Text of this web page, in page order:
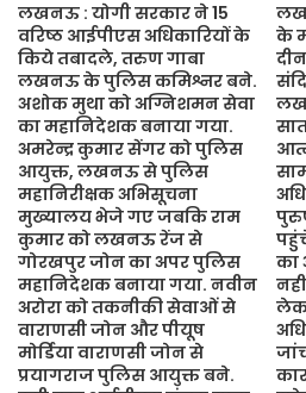
लखनऊ : योगी सरकार ने 15
वरिष्ठ आईपीएस अधिकारियों के
किये तबादले, तरुण गाबा
लखनऊ के पुलिस कमिश्नर बने.
अशोक मुथा को अग्निशमन सेवा
का महानिदेशक बनाया गया.
अमरेन्द्र कुमार सेंगर को पुलिस
आयुक्त, लखनऊ से पुलिस
महानिरीक्षक अभिसूचना
मुख्यालय भेजे गए जबकि राम
कुमार को लखनऊ रेंज से
गोरखपुर जोन का अपर पुलिस
महानिदेशक बनाया गया. नवीन
अरोरा को तकनीकी सेवाओं से
वाराणसी जोन और पीयूष
मोर्डिया वाराणसी जोन से
प्रयागराज पुलिस आयुक्त बने.
के
का